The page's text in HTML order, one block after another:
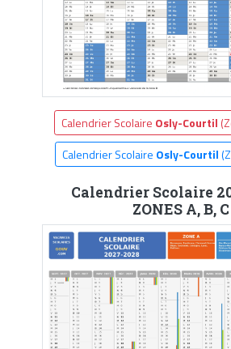
Calendrier Scolaire Osly-Courtil
Calendrier Scolaire Osly-Courtil
Calendrier Scolaire
ZONES A, B, C